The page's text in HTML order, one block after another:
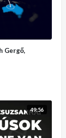
Gergő,
49:56